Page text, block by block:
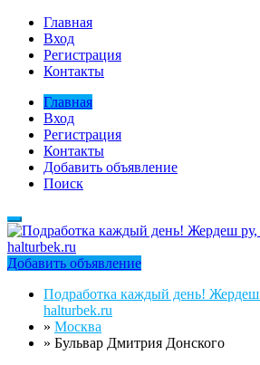
Главная
Вход
Регистрация
Контакты
Главная
Вход
Регистрация
Контакты
Добавить объявление
Поиск
Добавить объявление
Подработка каждый день!
halturbek.ru
» Москва
» Бульвар Дмитрия Донского